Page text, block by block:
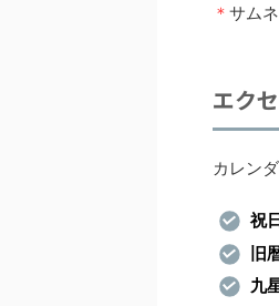
＊ サム
エク
カレン
祝日
旧
九